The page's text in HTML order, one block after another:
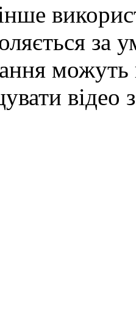
можуть
відео